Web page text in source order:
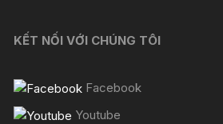
KẾT NỐI VỚI CHÚNG TÔI
Facebook
Youtube